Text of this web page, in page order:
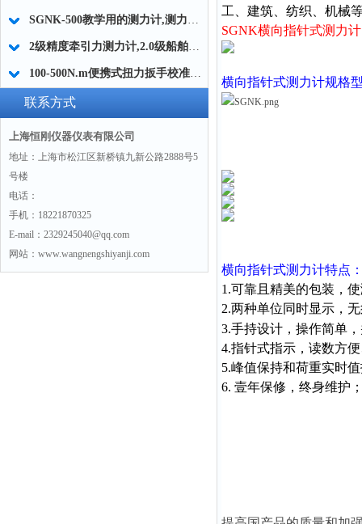
SGNK-500教学用的测力计,测力计教学仪器,教学拉压测力计
2级精度牵引力测力计,2.0级船舶牵引测力计,牵引力指针测力计简介
100-500N.m便携式扭力扳手校准装置哪个厂家的质量好
联系方式
上海恒刚仪器仪表有限公司
地址：上海市松江区新桥镇九新公路2888号5
号楼
电话：
手机：18221870325
E-mail：2329245040@qq.com
网站：www.wangnengshiyanji.com
工、建筑、纺织、机械
SGNK横向指针式测力计
横向指针式测力计规格
横向指针式测力计特点
1.可靠且精美的包装，
2.两种单位同时显示，
3.手持设计，操作简单
4.指针式指示，读数方
5.峰值保持和荷重实时
6. 壹年保修，终身维护